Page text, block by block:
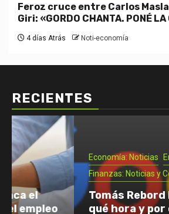
Feroz cruce entre Carlos
Giri: «GORDO CHANTA. PONÉ LA
4 días Atrás Noti-economía
RECIENTES
Economía: Noticias Emprendimiento
Finanzas: Noticias y Consejos
Tomás Rebord EN VIVO:
qué hora y por qué es